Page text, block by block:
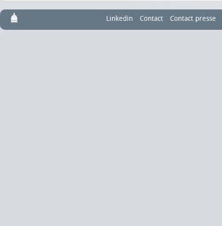
Linkedin Contact Contact presse